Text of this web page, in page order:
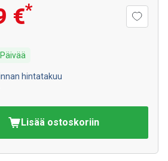
€*
Päivää
hintatakuu
Lisää ostoskoriin